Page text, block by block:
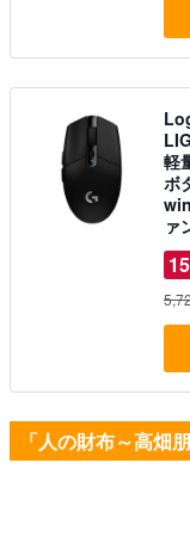
軽
ボ
ァ
「人の財布～高畑